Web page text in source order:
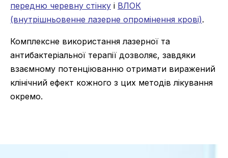
передню черевну стінку і ВЛОК
(внутрішньовенне лазерне опромінення крові).
Комплексне використання лазерної та
антибактеріальної терапії дозволяє, завдяки
взаємному потенціюванню отримати виражений
клінічний ефект кожного з цих методів лікування
окремо.